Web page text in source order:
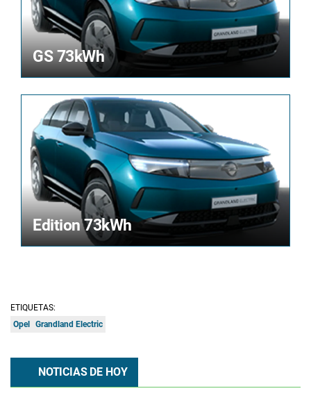
GS 73kWh
Edition 73kWh
ETIQUETAS:
Opel
Grandland Electric
NOTICIAS DE HOY